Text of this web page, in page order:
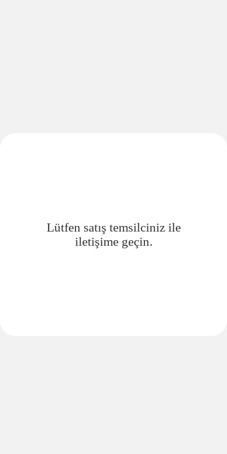
Lütfen satış temsilciniz ile
iletişime geçin.